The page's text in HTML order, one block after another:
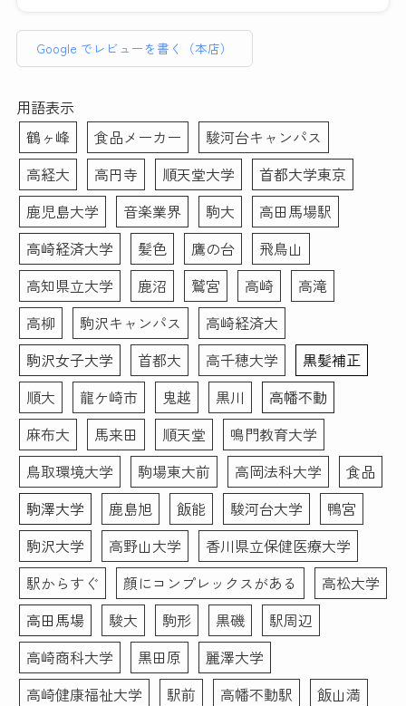
素敵な写真を作成いただ
した。
までも大丈夫ですよ〜と優
しく仰ってくださったの
けることに抵抗ある女性が
いらっしゃいましたらすぐ
落とせる最低限のメイク
(眉描くだけ等)はしても大
丈夫だと思います。(私は
メイク前にすぐ眉ラインを
クレンジングシートで落と
しました)
また、メイク＆ヘアセット
もお任せでとにかく納得の
いく写真が欲しい！という
場合は1時間以上かけてが
っつりやってくださるので
撮影後に予定入れる場合は
余裕もった方がいいと思い
ました！
こちらのお写真を提出して
転職活動頑張ります！あり
がとうございました！
なりました。修正も細かい
ところまで丁寧に手作業で
した。写真を選ぶ際や表情
などのアドバイスもあった
ので初めての方にもおすす
めです。データも複数背景
のもの、修正あり・なしの
もの、シールでいただける
ので助かりました。この度
はありがとうございまし
た！！
普段被写体になることがなく、スーツ姿になる事も滅多に
ました。
そのような者でも、メイクさんとカメラマンさんお二方は
丁寧に話を聞き出し、素敵な写真を撮りましょうと寄り添
って下さいました。
メイクは特別な事はなく、けれどどう写り込むかを計算し
たプロのメイクアップです。せっかくキチンと撮影しても
らうなら、下手に素人が手を入れるより、プロにやっても
らう方がより満足度が高い写真が出来るかもと思いお願い
したのですが、正解でした。
撮影後、要すれば修整してもらえます。カメラマンさんと
相談しつつ、写真画像を見つつ修整していくので、不安な
く仕上がりました。
写真だけで当落が決まるとは思いません。しかし今回キチ
ンと写真を撮ってもらった事が、思いのほか自分を客観的
に振り返るきっかけとなりました。そういった副次的なこ
とも含め、「リクルート写真」はオススメできると思いま
す。ありがとうございました。
Google でレビューを書く（本店）
用語表示
鶴ヶ峰
食品メーカー
駿河台キャンパス
高経大
高円寺 順天堂大学
首都大学東京
鹿児島大学
音楽業界 駒大
高田馬場駅
高崎経済大学
髪色 鷹の台
飛鳥山
高知県立大学
鹿沼 鷲宮 高崎
高滝
高柳
駒沢キャンパス
高崎経済大
駒沢女子大学
首都大 高千穂大学
黒髪補正
順大
龍ケ崎市 鬼越 黒川
高幡不動
麻布大
馬来田 順天堂
鳴門教育大学
鳥取環境大学
駒場東大前 高岡法科大学
食品
駒澤大学
鹿島旭 飯能 駿河台大学
鴨宮
駒沢大学
高野山大学
香川県立保健医療大学
駅からすぐ
顔にコンプレックスがある
高松大学
高田馬場
駿大 駒形 黒磯
駅周辺
高崎商科大学
黒田原
麗澤大学
高崎健康福祉大学
駅前 高幡不動駅
飯山満